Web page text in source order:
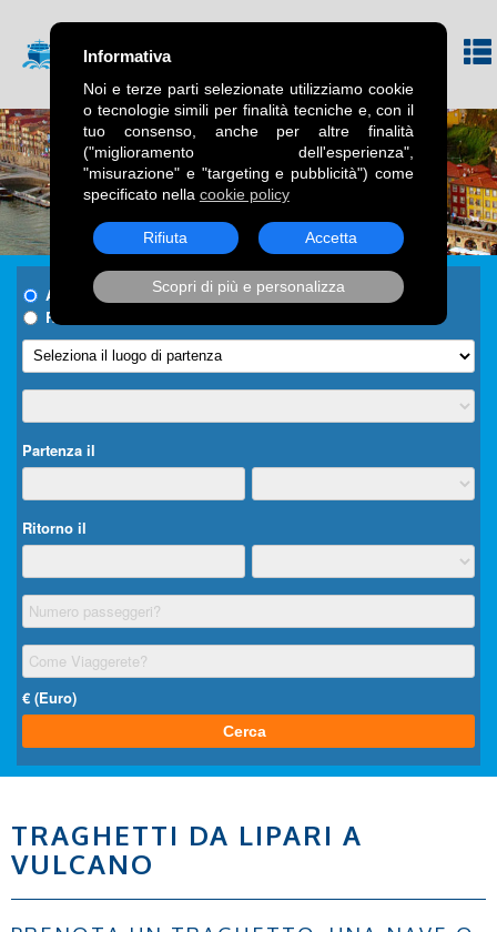
TRAGHETTI DA LIPARI A
VULCANO
Informativa
Noi e terze parti selezionate utilizziamo cookie
o tecnologie simili per finalità tecniche e, con il
tuo consenso, anche per altre finalità
("miglioramento dell'esperienza",
"misurazione" e "targeting e pubblicità") come
specificato nella cookie policy
Rifiuta Accetta
Scopri di più e personalizza